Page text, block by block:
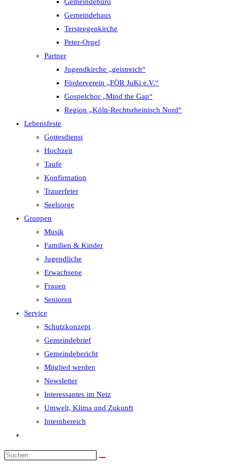
Gemeindehaus
Tersteegenkirche
Peter-Orgel
Partner
Jugendkirche „geistreich“
Förderverein „FÖR JuKi e.V.“
Gospelchor „Mind the Gap“
Region „Köln-Rechtsrheinisch Nord“
Lebensfeste
Gottesdienst
Hochzeit
Taufe
Konfirmation
Trauerfeier
Seelsorge
Gruppen
Musik
Familien & Kinder
Jugendliche
Erwachsene
Frauen
Senioren
Service
Schutzkonzept
Gemeindebrief
Gemeindebericht
Mitglied werden
Newsletter
Interessantes im Netz
Umwelt, Klima und Zukunft
Internbereich
umschalten